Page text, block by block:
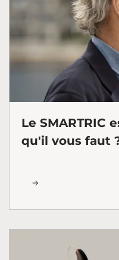
Le SMARTRIC
qu'il vous faut